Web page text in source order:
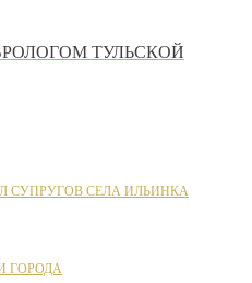
ТУЛЬСКОЙ
СУПРУГОВ СЕЛА ИЛЬИНКА
ГОРОДА